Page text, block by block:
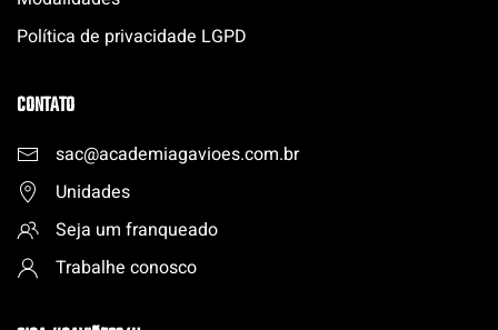
Política de privacidade LGPD
CONTATO
sac@academiagavioes.com.br
Unidades
Seja um franqueado
Trabalhe conosco